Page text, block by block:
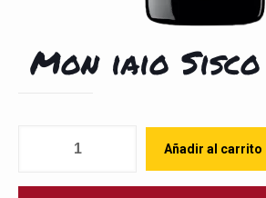
Mon iaio
Añadir al carrito